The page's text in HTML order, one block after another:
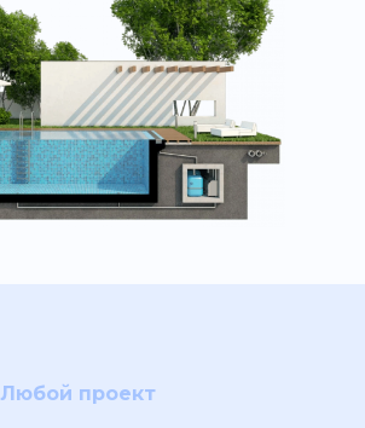
Любой проект